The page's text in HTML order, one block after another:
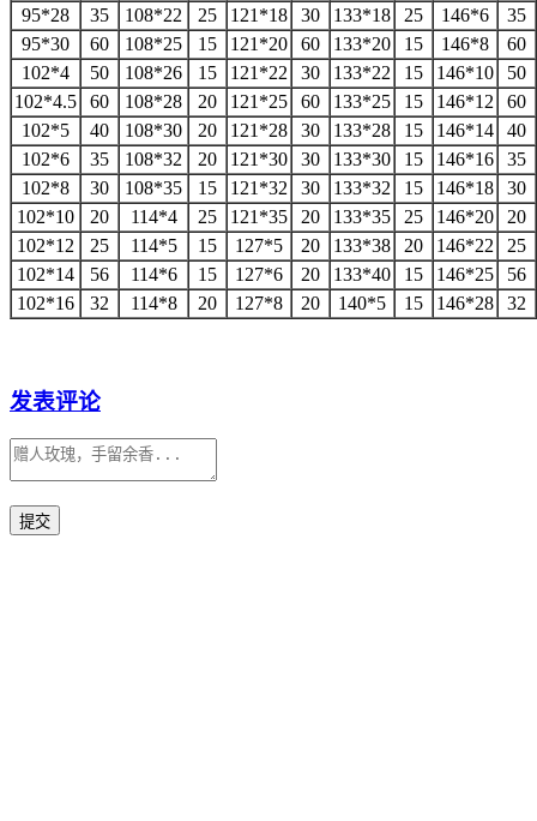
95*28
35 108*22 25 121*18 30 133*18 25 146*6
35
95*30
60 108*25 15 121*20 60 133*20 15 146*8
60
102*4
50 108*26 15 121*22 30 133*22 15 146*10
50
102*4.5
60 108*28 20 121*25 60 133*25 15 146*12
60
102*5
40 108*30 20 121*28 30 133*28 15 146*14
40
102*6
35 108*32 20 121*30 30 133*30 15 146*16
35
102*8
30 108*35 15 121*32 30 133*32 15 146*18
30
102*10
20 114*4 25 121*35 20 133*35 25 146*20
20
102*12
25 114*5 15 127*5 20 133*38 20 146*22
25
102*14
56 114*6 15 127*6 20 133*40 15 146*25
56
102*16
32 114*8 20 127*8 20 140*5 15 146*28 32
发表评论